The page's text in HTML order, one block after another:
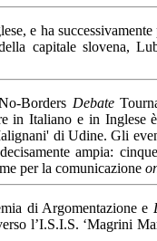
e ha
capitale slovena,
Borders Debate
Italiano e in Inglese
di Udine. Gli
ampia:
per la comunicazione
di Argomentazione e
l’I.S.I.S. ‘Magrini